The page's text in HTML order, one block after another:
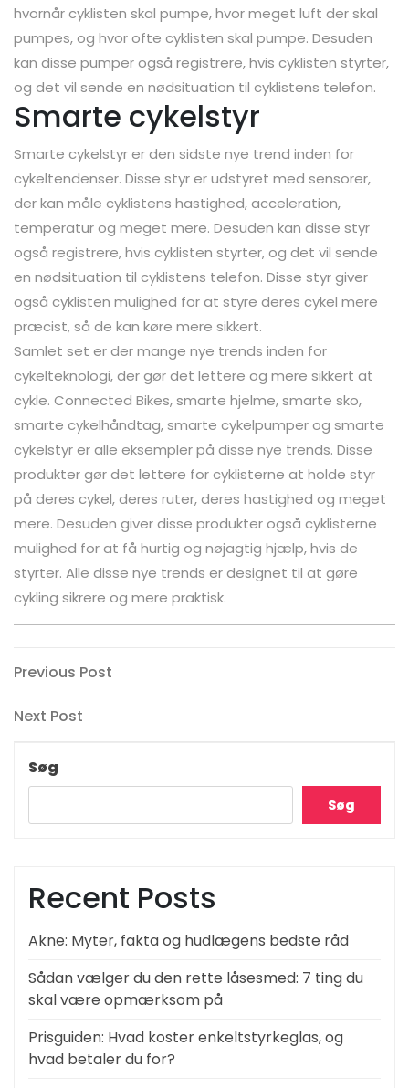
hvornår cyklisten skal pumpe, hvor meget luft der skal
pumpes, og hvor ofte cyklisten skal pumpe. Desuden
kan disse pumper også registrere, hvis cyklisten styrter,
og det vil sende en nødsituation til cyklistens telefon.
Smarte cykelstyr
Smarte cykelstyr er den sidste nye trend inden for
cykeltendenser. Disse styr er udstyret med sensorer,
der kan måle cyklistens hastighed, acceleration,
temperatur og meget mere. Desuden kan disse styr
også registrere, hvis cyklisten styrter, og det vil sende
en nødsituation til cyklistens telefon. Disse styr giver
også cyklisten mulighed for at styre deres cykel mere
præcist, så de kan køre mere sikkert.
Samlet set er der mange nye trends inden for
cykelteknologi, der gør det lettere og mere sikkert at
cykle. Connected Bikes, smarte hjelme, smarte sko,
smarte cykelhåndtag, smarte cykelpumper og smarte
cykelstyr er alle eksempler på disse nye trends. Disse
produkter gør det lettere for cyklisterne at holde styr
på deres cykel, deres ruter, deres hastighed og meget
mere. Desuden giver disse produkter også cyklisterne
mulighed for at få hurtig og nøjagtig hjælp, hvis de
styrter. Alle disse nye trends er designet til at gøre
cykling sikrere og mere praktisk.
Indlægsnavigation
Previous
Previous Post
Next
Next Post
Søg
Søg
Recent Posts
Akne: Myter, fakta og hudlægens bedste råd
Sådan vælger du den rette låsesmed: 7 ting du
skal være opmærksom på
Prisguiden: Hvad koster enkeltstyrkeglas, og
hvad betaler du for?